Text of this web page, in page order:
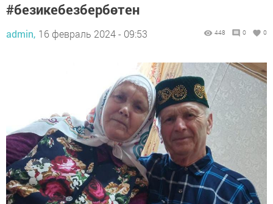
#безикебезбербөтен
admin, 16 февраль 2024 - 09:53 448 0 0